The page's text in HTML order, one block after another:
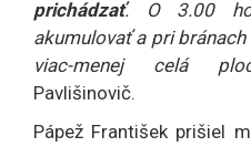
prichádzať. O 3.00
akumulovať a pri
viac-menej celá
Pavlišinovič.
Pápež František prišiel